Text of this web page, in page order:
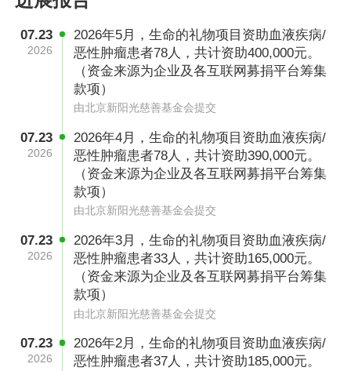
儿
执行能力说明
北京新阳光慈善基金会是一家专注于白血病等血
液肿瘤疾病救助、为血液及肿瘤领域民间公益项
目提供综合性支持的公募基金会。新阳光拥有全
国唯一一间民间骨髓库，是国内第一个资助医学
研究的民间公益组织，建立了世界上最大的病房
学校系统，为民间公益组织尤其是医疗组织提供
综合性赋能支持。 截至2022年12月底，累计帮
助超过7500名大病患者 救助金额超过2.2亿元；
服务人次超10万。
07.23
2026
2026年5月，生命的礼物项目资助血液疾病/
恶性肿瘤患者78人，共计资助400,000元。
（资金来源为企业及各互联网募捐平台筹集
款项）
由北京新阳光慈善基金会提交
07.23
2026
2026年4月，生命的礼物项目资助血液疾病/
恶性肿瘤患者78人，共计资助390,000元。
（资金来源为企业及各互联网募捐平台筹集
款项）
由北京新阳光慈善基金会提交
07.23
2026
2026年3月，生命的礼物项目资助血液疾病/
恶性肿瘤患者33人，共计资助165,000元。
（资金来源为企业及各互联网募捐平台筹集
款项）
由北京新阳光慈善基金会提交
07.23
2026
2026年2月，生命的礼物项目资助血液疾病/
恶性肿瘤患者37人，共计资助185,000元。